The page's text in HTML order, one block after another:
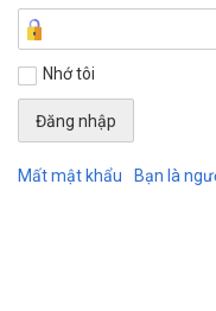
Nhớ tôi
Mất mật khẩu Bạn là